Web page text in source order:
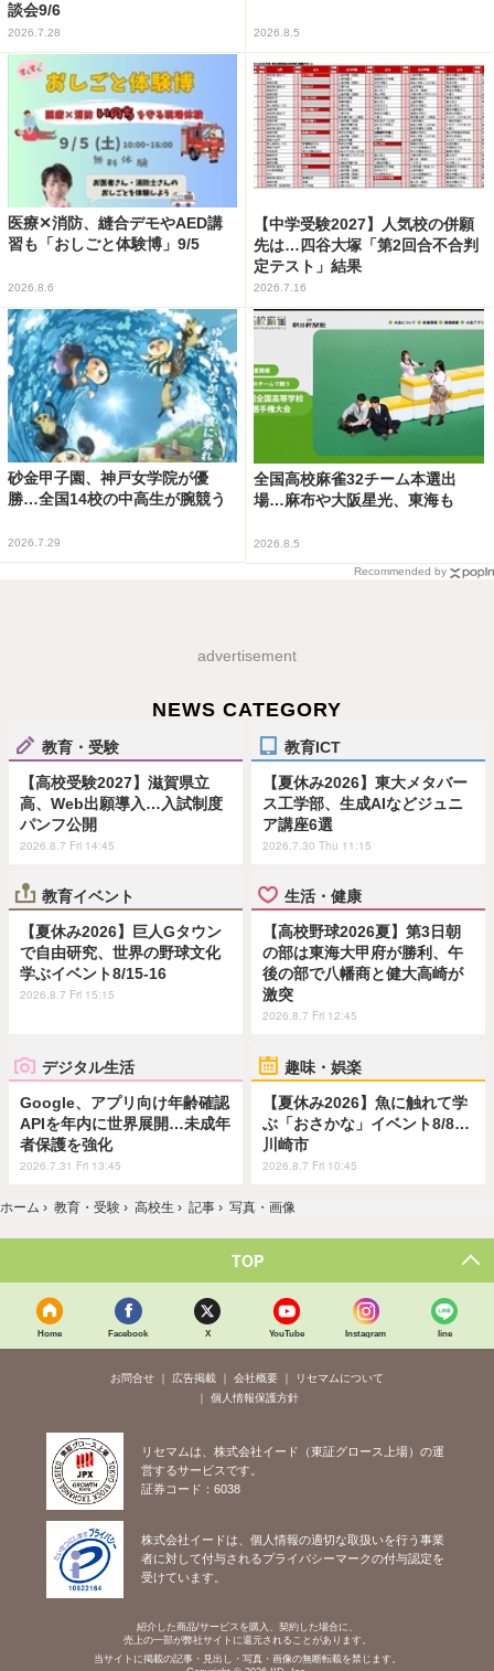
談会9/6
2026.7.28 2026.8.5
医療✕消防、縫合デモやAED講
習も「おしごと体験博」9/5
2026.8.6
【中学受験2027】人気校の併願
先は…四谷大塚「第2回合不合判
定テスト」結果
2026.7.16
砂金甲子園、神戸女学院が優
勝…全国14校の中高生が腕競う
2026.7.29
全国高校麻雀32チーム本選出
場…麻布や大阪星光、東海も
2026.8.5
Recommended by
advertisement
NEWS CATEGORY
教育・受験
【高校受験2027】滋賀県立
高、Web出願導入…入試制度
パンフ公開
2026.8.7 Fri 14:45
教育ICT
【夏休み2026】東大メタバー
ス工学部、生成AIなどジュニ
ア講座6選
2026.7.30 Thu 11:15
教育イベント
【夏休み2026】巨人Gタウン
で自由研究、世界の野球文化
学ぶイベント8/15-16
2026.8.7 Fri 15:15
生活・健康
【高校野球2026夏】第3日朝
の部は東海大甲府が勝利、午
後の部で八幡商と健大高崎が
激突
2026.8.7 Fri 12:45
デジタル生活
Google、アプリ向け年齢確認
APIを年内に世界展開…未成年
者保護を強化
2026.7.31 Fri 13:45
趣味・娯楽
【夏休み2026】魚に触れて学
ぶ「おさかな」イベント8/8…
川崎市
2026.8.7 Fri 10:45
ホーム › 教育・受験 › 高校生 › 記事 › 写真・画像
TOP
Home Facebook X YouTube Instagram line
お問合せ 広告掲載 会社概要
リセマムについて
個人情報保護方針
リセマムは、株式会社イード（東証グロース上場）の運
営するサービスです。
証券コード：6038
株式会社イードは、個人情報の適切な取扱いを行う事業
者に対して付与されるプライバシーマークの付与認定を
受けています。
紹介した商品/サービスを購入、契約した場合に、
売上の一部が弊社サイトに還元されることがあります。
当サイトに掲載の記事・見出し・写真・画像の無断転載を禁じます。